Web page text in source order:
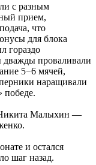
с разным
прием,
что
для блока
гораздо
дважды проваливали
5−6 мячей,
наращивали
победе.
Никита Малыхин —
и остался
шаг назад.